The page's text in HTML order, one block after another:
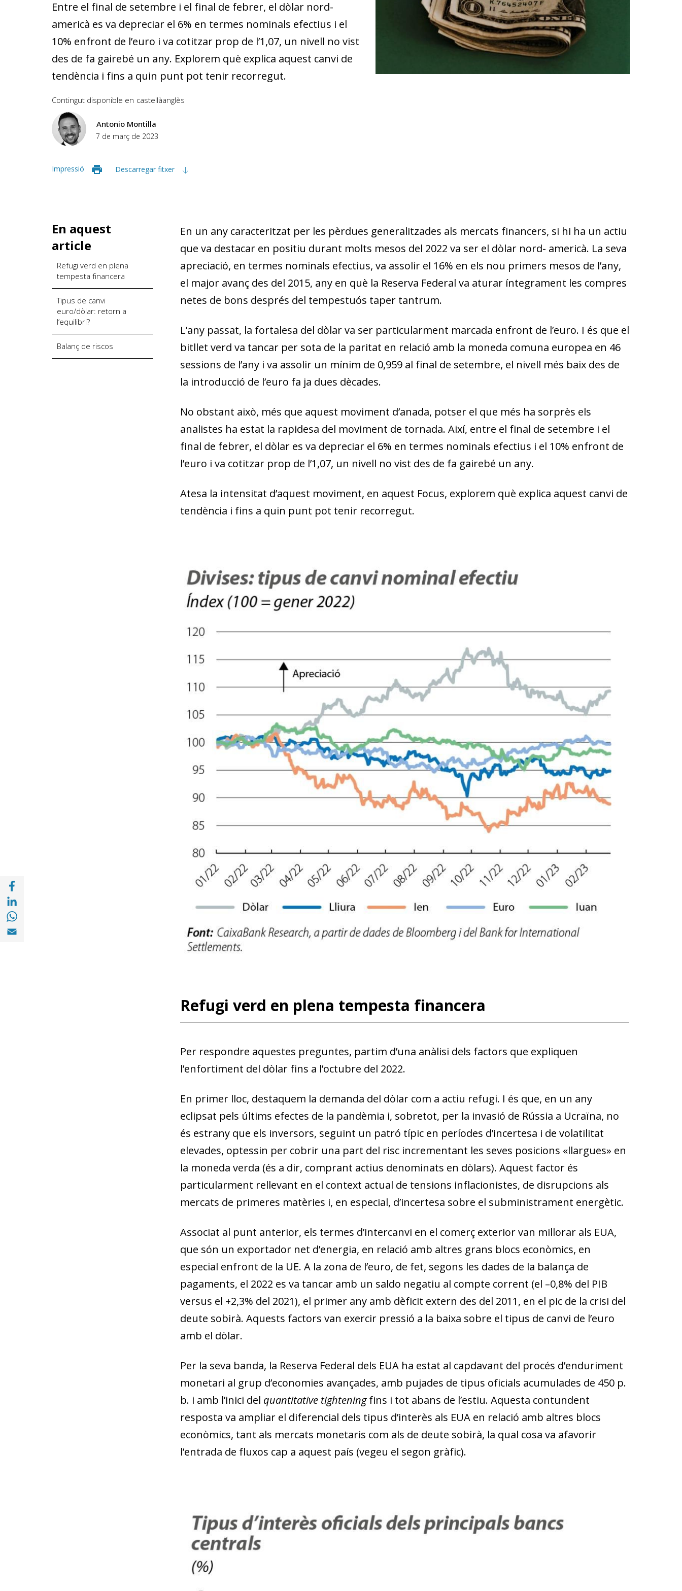
Entre el final de setembre i el final de febrer, el dòlar nord-
americà es va depreciar el 6% en termes nominals efectius i el
10% enfront de l’euro i va cotitzar prop de l’1,07, un nivell no vist
des de fa gairebé un any. Explorem què explica aquest canvi de
tendència i fins a quin punt pot tenir recorregut.
Contingut disponible en castellàanglès
Antonio Montilla
7 de març de 2023
Impressió Descarregar fitxer
Compartir a Facebook (opens in a new window)
Compartir a with Whatsapp (opens in a new window)
Compartir a Email (opens in a new window)
En aquest
article
Refugi verd en plena
tempesta financera
Tipus de canvi
euro/dòlar: retorn a
l’equilibri?
Balanç de riscos
En un any caracteritzat per les pèrdues generalitzades als mercats financers, si hi ha un actiu
que va destacar en po­­sitiu durant molts mesos del 2022 va ser el dòlar nord- americà. La seva
apreciació, en termes nominals efectius, va assolir el 16% en els nou primers mesos de l’any,
el major avanç des del 2015, any en què la Reserva Federal va aturar íntegrament les compres
netes de bons després del tempestuós taper tantrum.
L’any passat, la fortalesa del dòlar va ser particularment marcada enfront de l’euro. I és que el
bitllet verd va tancar per sota de la paritat en relació amb la moneda comuna europea en 46
sessions de l’any i va assolir un mínim de 0,959 al final de setembre, el nivell més baix des de
la in­­troducció de l’euro fa ja dues dècades.
No obstant això, més que aquest moviment d’anada, potser el que més ha sorprès els
analistes ha estat la rapidesa del moviment de tornada. Així, entre el final de setembre i el
final de febrer, el dòlar es va depreciar el 6% en termes nominals efectius i el 10% enfront de
l’euro i va cotitzar prop de l’1,07, un nivell no vist des de fa gairebé un any.
Atesa la intensitat d’aquest moviment, en aquest Focus, explorem què explica aquest canvi de
tendència i fins a quin punt pot tenir recorregut.
Refugi verd en plena tempesta financera
Per respondre aquestes preguntes, partim d’una anàlisi dels factors que expliquen
l’enfortiment del dòlar fins a l’octubre del 2022.
En primer lloc, destaquem la demanda del dòlar com a actiu refugi. I és que, en un any
eclipsat pels últims efectes de la pandèmia i, sobretot, per la invasió de Rússia a Ucraï­­na, no
és estrany que els inversors, seguint un patró típic en períodes d’incertesa i de volatilitat
elevades, optessin per cobrir una part del risc incrementant les seves posi­­cions «llargues» en
la moneda verda (és a dir, comprant actius denominats en dòlars). Aquest factor és
particularment rellevant en el context actual de tensions inflacionistes, de disrupcions als
mercats de primeres matèries i, en especial, d’incertesa sobre el subministrament energètic.
Associat al punt anterior, els termes d’intercanvi en el comerç exterior van millorar als EUA,
que són un exportador net d’energia, en relació amb altres grans blocs econòmics, en
especial enfront de la UE. A la zona de l’euro, de fet, segons les dades de la balança de
pagaments, el 2022 es va tancar amb un saldo negatiu al compte corrent (el –0,8% del PIB
versus el +2,3% del 2021), el primer any amb dèficit extern des del 2011, en el pic de la crisi del
deute sobirà. Aquests factors van exercir pressió a la baixa sobre el tipus de canvi de l’euro
amb el dòlar.
Per la seva banda, la Reserva Federal dels EUA ha estat al capdavant del procés d’enduriment
monetari al grup d’economies avançades, amb pujades de tipus oficials acumulades de 450 p.
b. i amb l’inici del quantitative tighteningfins i tot abans de l’estiu. Aquesta contundent
resposta va ampliar el diferencial dels tipus d’interès als EUA en relació amb altres blocs
econòmics, tant als mercats monetaris com als de deute sobirà, la qual cosa va afavorir
l’entrada de fluxos cap a aquest país (vegeu el segon gràfic).